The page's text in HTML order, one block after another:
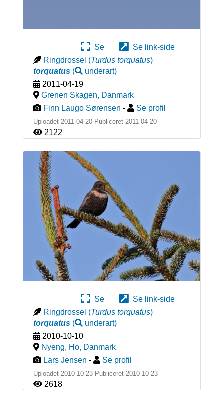
Se
Se link-side
Ringdrossel (Turdus torquatus)
torquatus( underart)
2011-04-19
Grenen Skagen, Danmark
Finn Laugo Sørensen - Se profil
Uploadet 2011-04-20 Publiceret 2011-04-20
2122
Se
Se link-side
Ringdrossel (Turdus torquatus)
torquatus( underart)
2010-10-10
Nyeng, Ho, Danmark
Lars Jensen - Se profil
Uploadet 2010-10-23 Publiceret 2010-10-23
2618